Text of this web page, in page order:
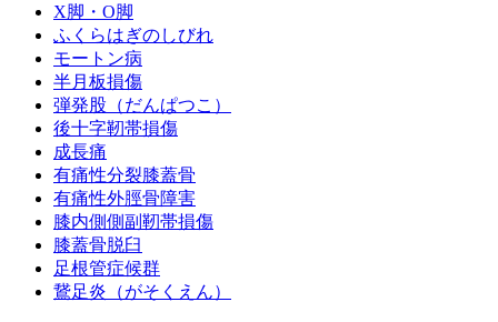
X脚・O脚
ふくらはぎのしびれ
モートン病
半月板損傷
弾発股（だんぱつこ）
後十字靭帯損傷
成長痛
有痛性分裂膝蓋骨
有痛性外脛骨障害
膝内側側副靭帯損傷
膝蓋骨脱臼
足根管症候群
鵞足炎（がそくえん）